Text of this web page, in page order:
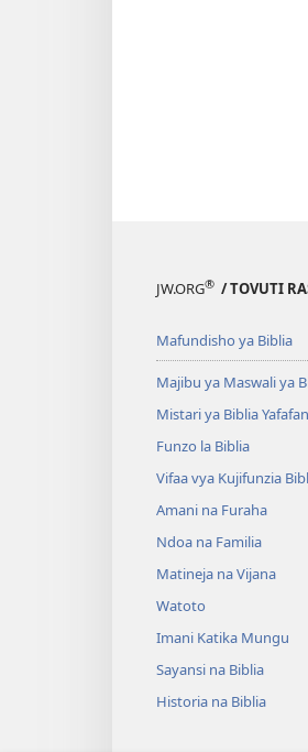
JW.ORG® / TOVUTI
Mafundisho ya Biblia
Majibu ya Maswali ya
Mistari ya Biblia
Funzo la Biblia
Vifaa vya Kujifunzia
Amani na Furaha
Ndoa na Familia
Matineja na Vijana
Watoto
Imani Katika Mungu
Sayansi na Biblia
Historia na Biblia